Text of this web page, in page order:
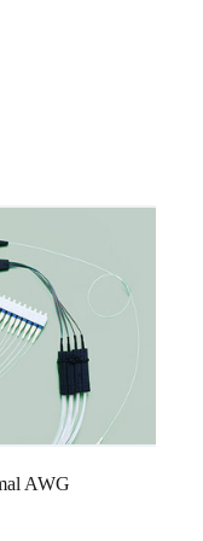
AWG